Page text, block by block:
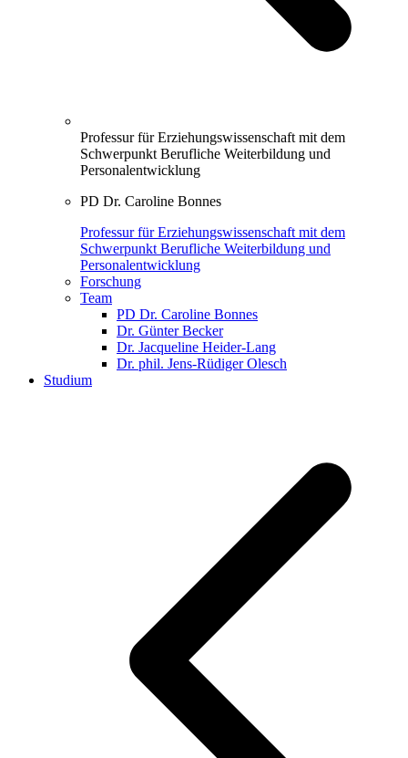
Professur für Erziehungswissenschaft mit dem
Schwerpunkt Berufliche Weiterbildung und
Personalentwicklung
PD Dr. Caroline Bonnes
Professur für Erziehungswissenschaft mit dem
Schwerpunkt Berufliche Weiterbildung und
Personalentwicklung
Forschung
Team
PD Dr. Caroline Bonnes
Dr. Günter Becker
Dr. Jacqueline Heider-Lang
Dr. phil. Jens-Rüdiger Olesch
Studium